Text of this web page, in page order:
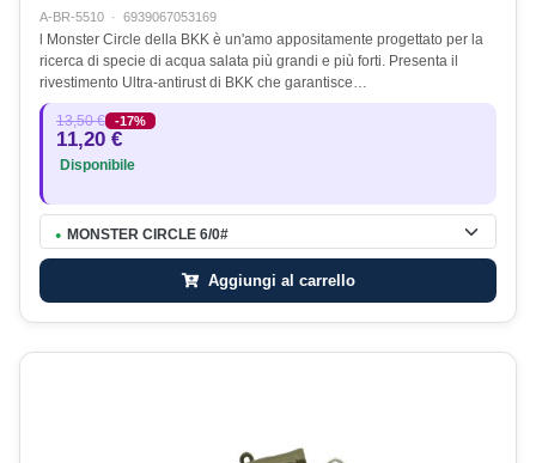
A-BR-5510 · 6939067053169
l Monster Circle della BKK è un'amo appositamente progettato per la
ricerca di specie di acqua salata più grandi e più forti. Presenta il
rivestimento Ultra-antirust di BKK che garantisce…
13,50 € -17%
11,20 €
Disponibile
● MONSTER CIRCLE 6/0#
Aggiungi al carrello